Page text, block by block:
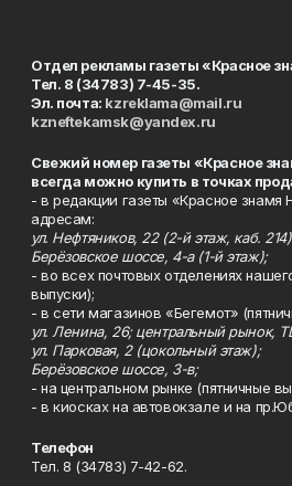
Отдел рекламы газеты «Красное
Тел. 8 (34783) 7-45-35.
Эл. почта: kzreklama@mail.ru
kzneftekamsk@yandex.ru
Свежий номер газеты «Красное
всегда можно купить в точках
- в редакции газеты «Красное знамя
адресам:
ул. Нефтяников, 22 (2-й этаж, каб.
Берёзовское шоссе, 4-а (1-й этаж);
- во всех почтовых отделениях
выпуски);
- в сети магазинов «Бегемот»
ул. Ленина, 26; центральный рынок,
ул. Парковая, 2 (цокольный этаж);
Берёзовское шоссе, 3-в;
- на центральном рынке (пятничные
- в киосках на автовокзале и на
Телефон
Тел. 8 (34783) 7-42-62.